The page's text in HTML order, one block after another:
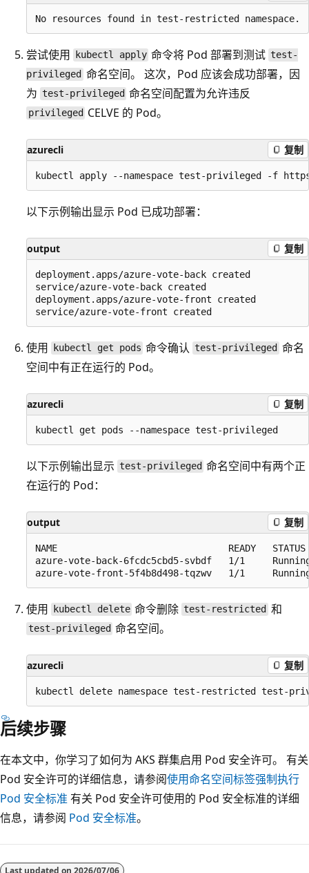
尝试使用 kubectl apply 命令将 Pod 部署到测试 test-
privileged 命名空间。 这次，Pod 应该会成功部署，因
为 test-privileged 命名空间配置为允许违反
privileged CELVE 的 Pod。
azurecli 复制
以下示例输出显示 Pod 已成功部署：
output 复制
deployment.apps/azure-vote-back created
service/azure-vote-back created
deployment.apps/azure-vote-front created
使用 kubectl get pods 命令确认 test-privileged 命名
空间中有正在运行的 Pod。
azurecli 复制
以下示例输出显示 test-privileged 命名空间中有两个正
在运行的 Pod：
output 复制
NAME                               READY   STATUS
azure-vote-back-6fcdc5cbd5-svbdf   1/1
使用 kubectl delete 命令删除 test-restricted 和
test-privileged 命名空间。
azurecli 复制
后续步骤
在本文中，你学习了如何为 AKS 群集启用 Pod 安全许可。 有关
Pod 安全许可的详细信息，请参阅使用命名空间标签强制执行
Pod 安全标准 有关 Pod 安全许可使用的 Pod 安全标准的详细
信息，请参阅 Pod 安全标准。
Last updated on 2026/07/06